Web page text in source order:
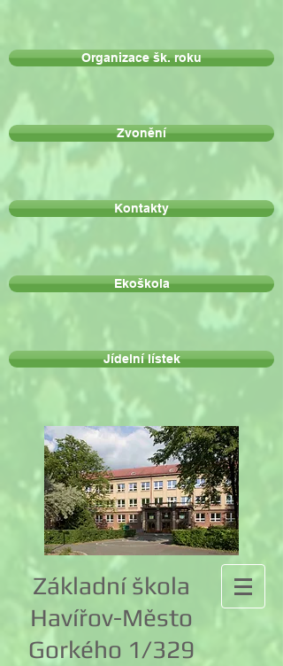
Organizace šk. roku
Zvonění
Kontakty
Ekoškola
Jídelní lístek
Základní škola
Havířov-Město
Gorkého 1/329